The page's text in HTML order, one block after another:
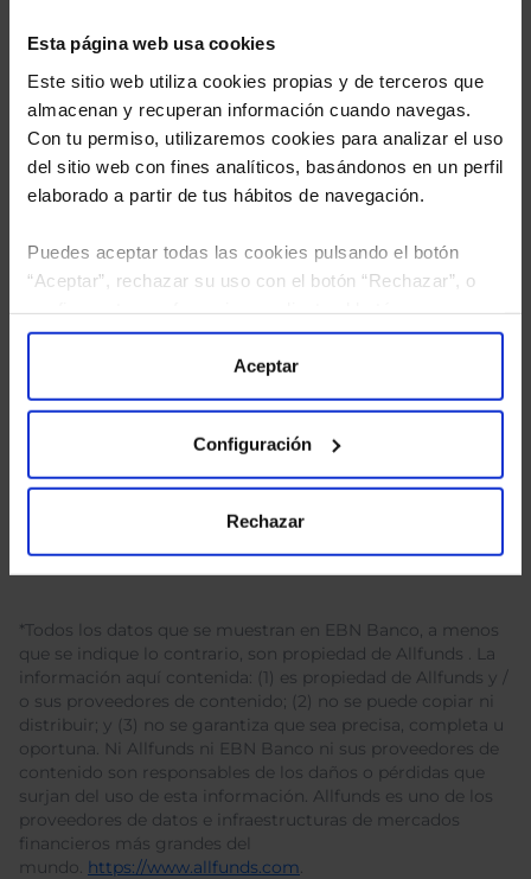
Esta página web usa cookies
Este sitio web utiliza cookies propias y de terceros que
almacenan y recuperan información cuando navegas.
Con tu permiso, utilizaremos cookies para analizar el uso
del sitio web con fines analíticos, basándonos en un perfil
elaborado a partir de tus hábitos de navegación.
Puedes aceptar todas las cookies pulsando el botón
“Aceptar”, rechazar su uso con el botón “Rechazar”, o
“Configuración”. Consulta nuestraPolítica
para más información.
Aceptar
Configuración
Rechazar
He leído
*Todos los datos que se muestran en EBN Banco, a menos
que se indique lo contrario, son propiedad de Allfunds . La
información aquí contenida: (1) es propiedad de Allfunds y /
o sus proveedores de contenido; (2) no se puede copiar ni
distribuir; y (3) no se garantiza que sea precisa, completa u
oportuna. Ni Allfunds ni EBN Banco ni sus proveedores de
contenido son responsables de los daños o pérdidas que
surjan del uso de esta información. Allfunds es uno de los
proveedores de datos e infraestructuras de mercados
financieros más grandes del
mundo. https://www.allfunds.com.